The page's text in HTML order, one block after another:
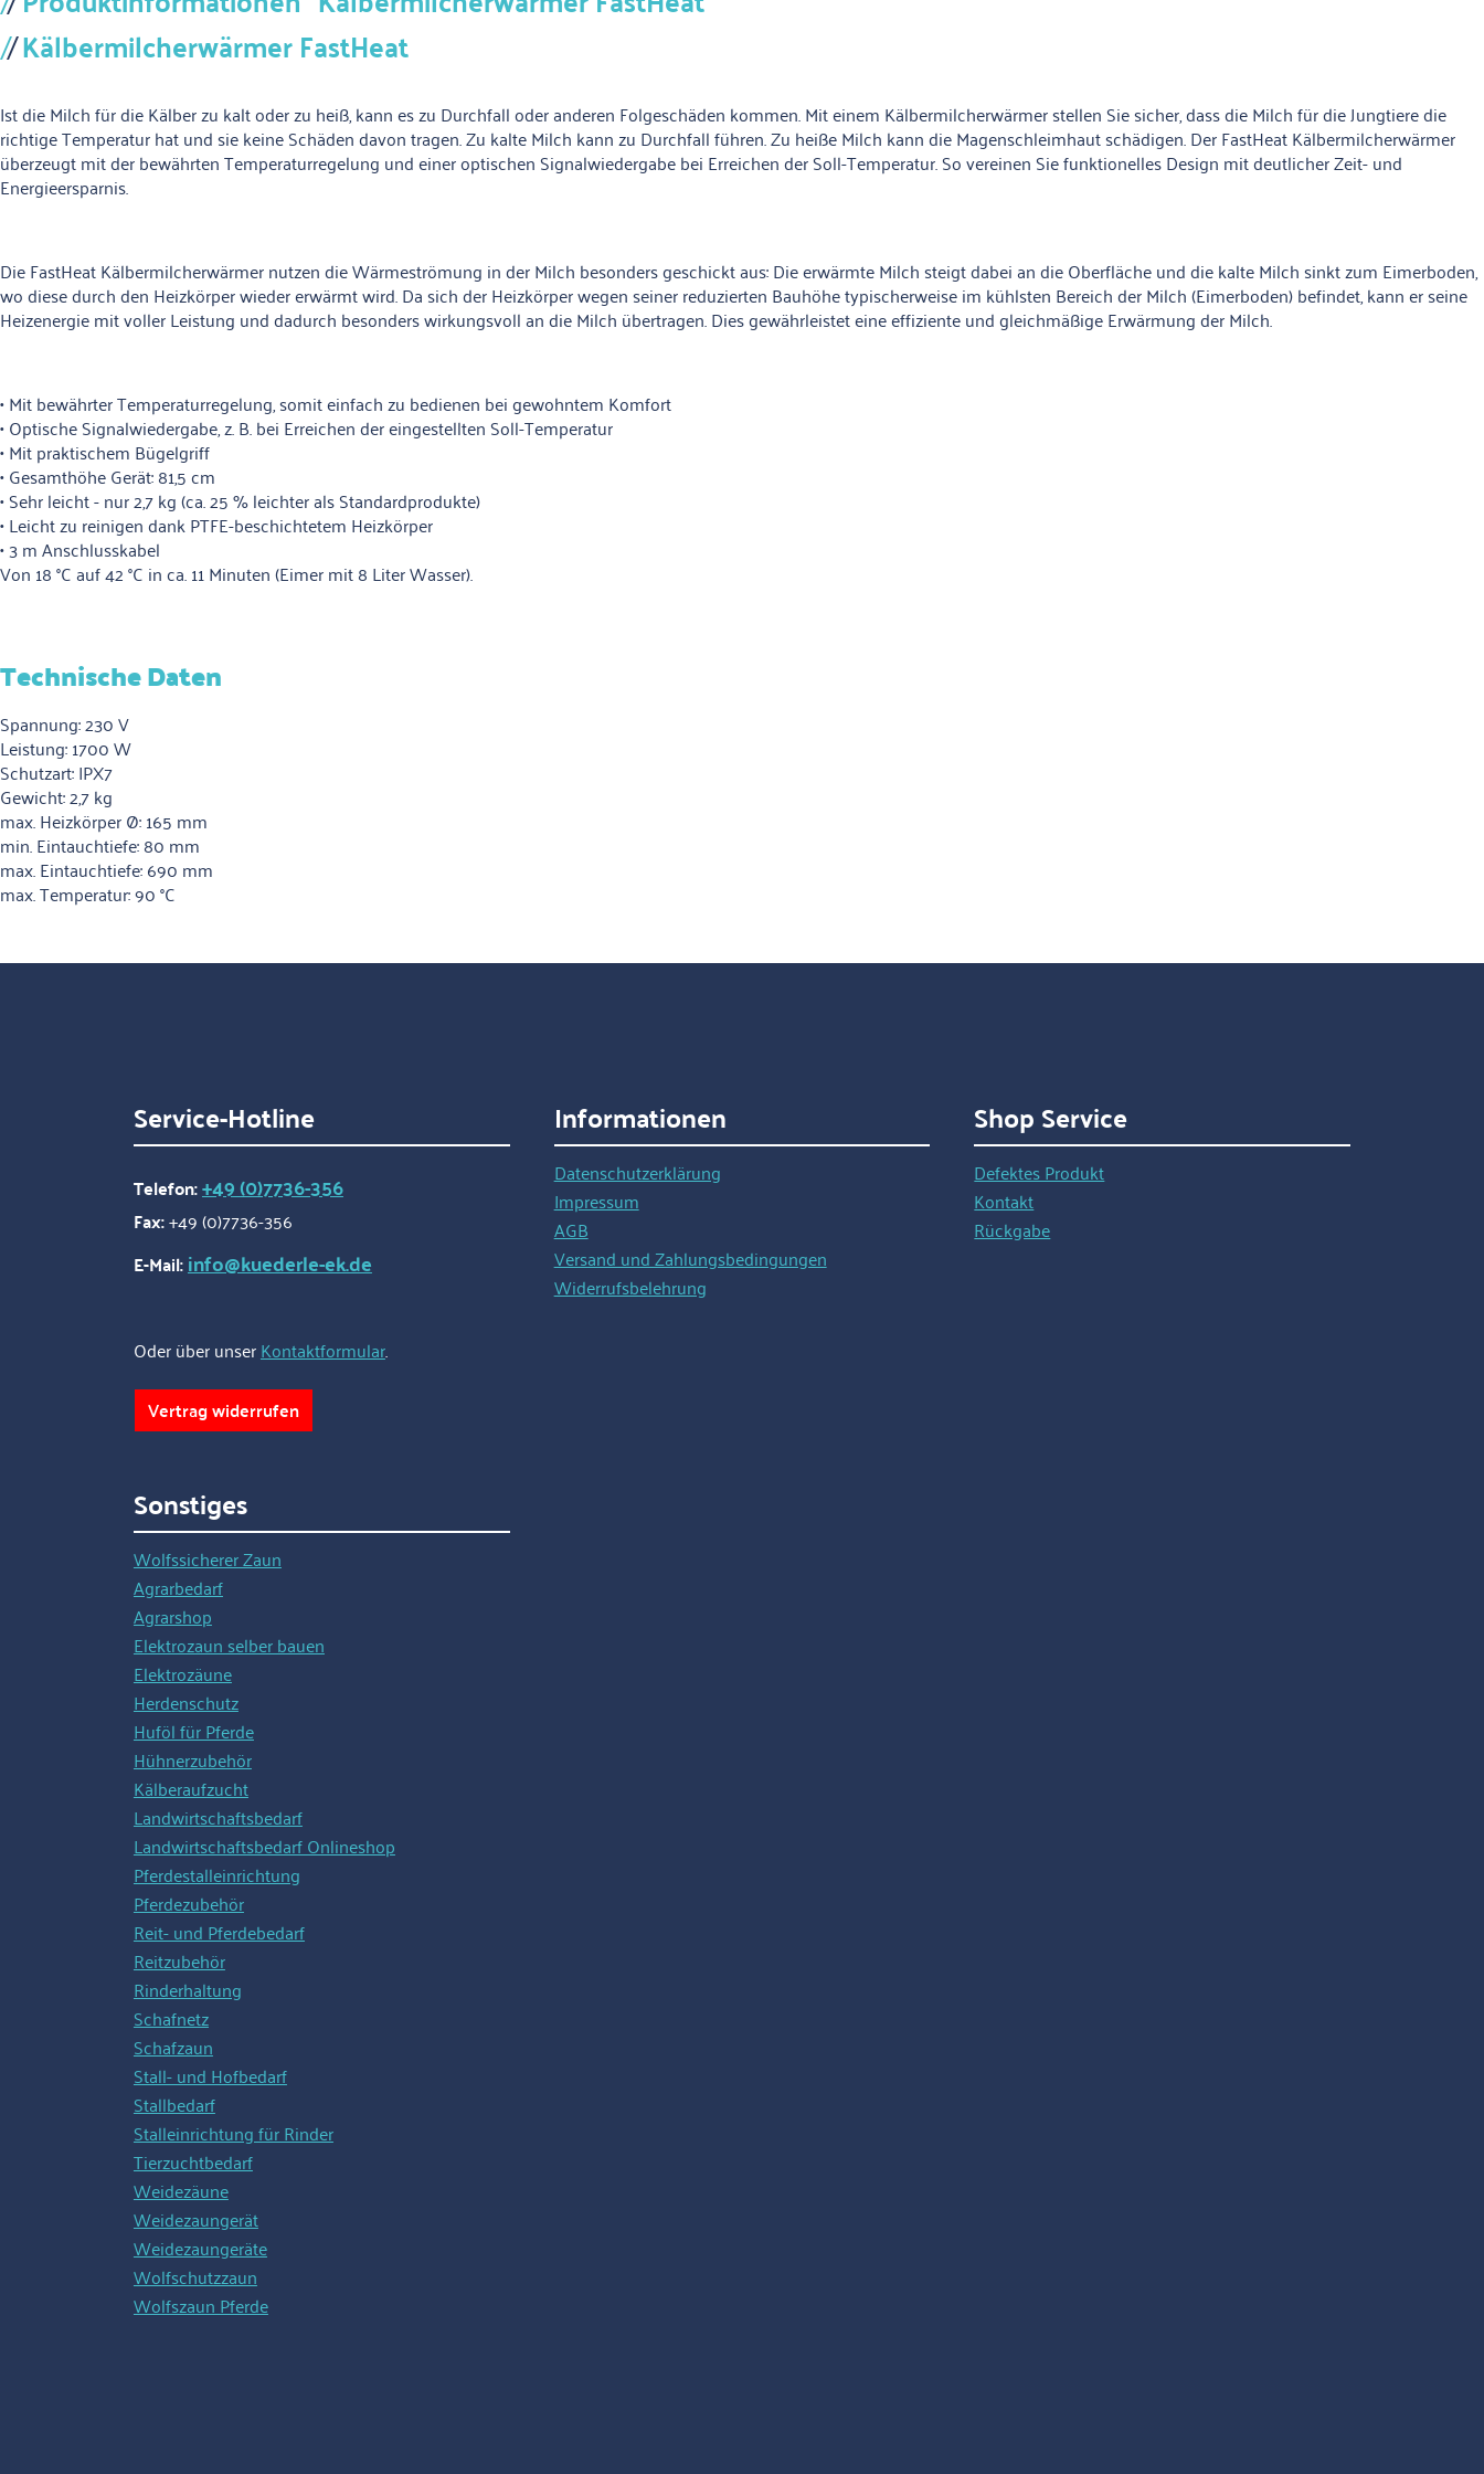
Kälbermilcherwärmer FastHeat
Ist die Milch für die Kälber zu kalt oder zu heiß, kann es zu Durchfall oder anderen Folgeschäden kommen. Mit einem Kälbermilcherwärmer stellen Sie sicher, dass die Milch für die Jungtiere die
richtige Temperatur hat und sie keine Schäden davon tragen. Zu kalte Milch kann zu Durchfall führen. Zu heiße Milch kann die Magenschleimhaut schädigen. Der FastHeat Kälbermilcherwärmer
überzeugt mit der bewährten Temperaturregelung und einer optischen Signalwiedergabe bei Erreichen der Soll-Temperatur. So vereinen Sie funktionelles Design mit deutlicher Zeit- und
Energieersparnis.
Die FastHeat Kälbermilcherwärmer nutzen die Wärmeströmung in der Milch besonders geschickt aus: Die erwärmte Milch steigt dabei an die Oberfläche und die kalte Milch sinkt zum Eimerboden,
wo diese durch den Heizkörper wieder erwärmt wird. Da sich der Heizkörper wegen seiner reduzierten Bauhöhe typischerweise im kühlsten Bereich der Milch (Eimerboden) befindet, kann er seine
Heizenergie mit voller Leistung und dadurch besonders wirkungsvoll an die Milch übertragen. Dies gewährleistet eine effiziente und gleichmäßige Erwärmung der Milch.
• Mit bewährter Temperaturregelung, somit einfach zu bedienen bei gewohntem Komfort
• Optische Signalwiedergabe, z. B. bei Erreichen der eingestellten Soll-Temperatur
• Mit praktischem Bügelgriff
• Gesamthöhe Gerät: 81,5 cm
• Sehr leicht - nur 2,7 kg (ca. 25 % leichter als Standardprodukte)
• Leicht zu reinigen dank PTFE-beschichtetem Heizkörper
• 3 m Anschlusskabel
Von 18 °C auf 42 °C in ca. 11 Minuten (Eimer mit 8 Liter Wasser).
Technische Daten
Spannung: 230 V
Leistung: 1700 W
Schutzart: IPX7
Gewicht: 2,7 kg
max. Heizkörper Ø: 165 mm
min. Eintauchtiefe: 80 mm
max. Eintauchtiefe: 690 mm
max. Temperatur: 90 °C
Service-Hotline
Telefon:+49 (0)7736-356
Fax:+49 (0)7736-356
E-Mail:info@kuederle-ek.de
Oder über unserKontaktformular.
Vertrag widerrufen
Informationen
Datenschutzerklärung
Impressum
AGB
Versand und Zahlungsbedingungen
Widerrufsbelehrung
Shop Service
Defektes Produkt
Kontakt
Rückgabe
Sonstiges
Wolfssicherer Zaun
Agrarbedarf
Agrarshop
Elektrozaun selber bauen
Elektrozäune
Herdenschutz
Huföl für Pferde
Hühnerzubehör
Kälberaufzucht
Landwirtschaftsbedarf
Landwirtschaftsbedarf Onlineshop
Pferdestalleinrichtung
Pferdezubehör
Reit- und Pferdebedarf
Reitzubehör
Rinderhaltung
Schafnetz
Schafzaun
Stall- und Hofbedarf
Stallbedarf
Stalleinrichtung für Rinder
Tierzuchtbedarf
Weidezäune
Weidezaungerät
Weidezaungeräte
Wolfschutzzaun
Wolfszaun Pferde